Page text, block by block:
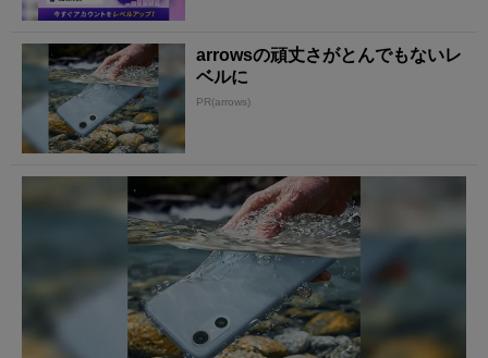
arrowsの頑丈さがとんでもないレ
ベルに
PR(arrows)